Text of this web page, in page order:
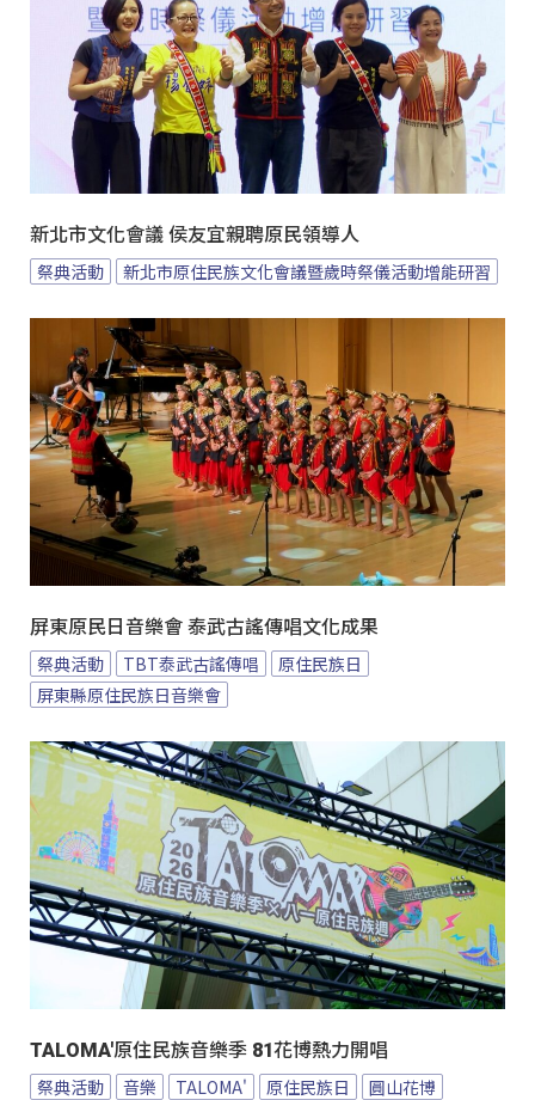
新北市文化會議 侯友宜親聘原民領導人
祭典活動 新北市原住民族文化會議暨歲時祭儀活動增能研習
屏東原民日音樂會 泰武古謠傳唱文化成果
祭典活動 TBT泰武古謠傳唱
原住民族日
屏東縣原住民族日音樂會
TALOMA'原住民族音樂季 81花博熱力開唱
祭典活動 音樂 TALOMA' 原住民族日 圓山花博